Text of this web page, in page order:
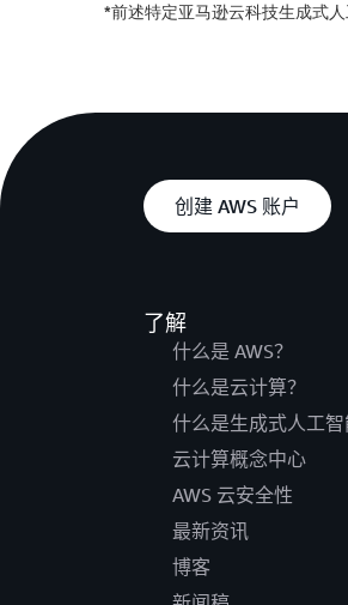
*前述特定亚马逊云科技生成式
创建 AWS 账户
了解
什么是 AWS？
什么是云计算？
什么是生成式人工智
云计算概念中心
AWS 云安全性
最新资讯
博客